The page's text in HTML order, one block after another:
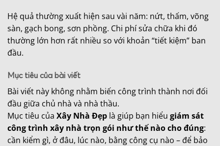
Hệ quả thường xuất hiện sau vài năm: nứt, thấm, võng
sàn, gạch bong, sơn phồng. Chi phí sửa chữa khi đó
thường lớn hơn rất nhiều so với khoản “tiết kiệm” ban
đầu.
Mục tiêu của bài viết
Bài viết này không nhằm biến công trình thành nơi đối
đầu giữa chủ nhà và nhà thầu.
Mục tiêu của Xây Nhà Đẹp là giúp bạn hiểu giám sát
công trình xây nhà trọn gói như thế nào cho đúng:
cần kiểm gì, ở đâu, lúc nào, bằng công cụ nào – để bảo